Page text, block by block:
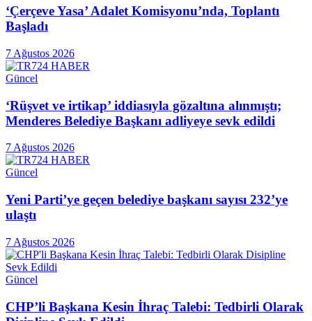
‘Çerçeve Yasa’ Adalet Komisyonu’nda, Toplantı
Başladı
7 Ağustos 2026
Güncel
‘Rüşvet ve irtikap’ iddiasıyla gözaltına alınmıştı;
Menderes Belediye Başkanı adliyeye sevk edildi
7 Ağustos 2026
Güncel
Yeni Parti’ye geçen belediye başkanı sayısı 232’ye
ulaştı
7 Ağustos 2026
Güncel
CHP’li Başkana Kesin İhraç Talebi: Tedbirli Olarak